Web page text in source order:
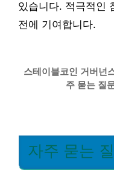
있습니다. 적극적인
전에 기여합니다.
스테이블코인 거버넌
주 묻는 질
자주 묻는